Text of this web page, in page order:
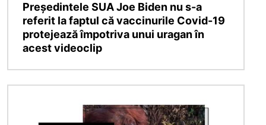
Președintele SUA Joe Biden nu s-a
referit la faptul că vaccinurile Covid-19
protejează împotriva unui uragan în
acest videoclip